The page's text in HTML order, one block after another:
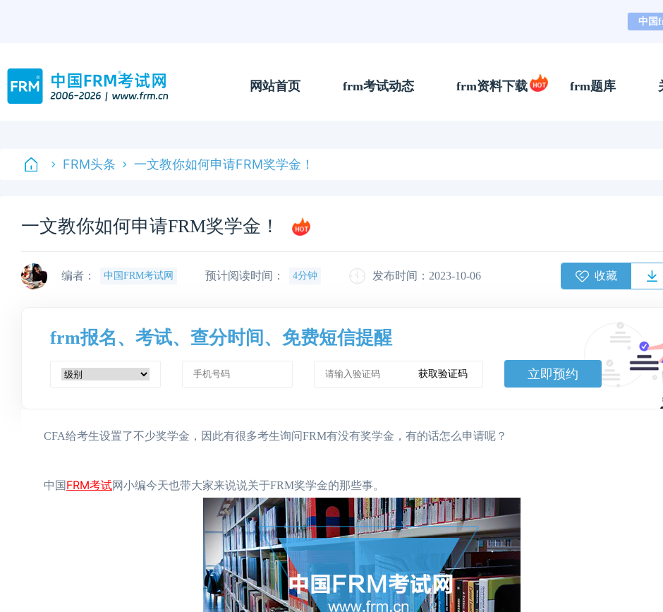
中国
网站首页 frm考试动态 frm资料下载 frm题库
FRM头条 一文教你如何申请FRM奖学金！
一文教你如何申请FRM奖学金！
编者： 中国FRM考试网 预计阅读时间： 4分钟 发布时间：2023-10-06 收藏
frm报名、考试、查分时间、免费短信提醒
获取验证码 立即预约
CFA给考生设置了不少奖学金，因此有很多考生询问FRM有没有奖学金，有的话怎么申请呢？
中国 FRM考试网小编今天也带大家来说说关于FRM奖学金的那些事。